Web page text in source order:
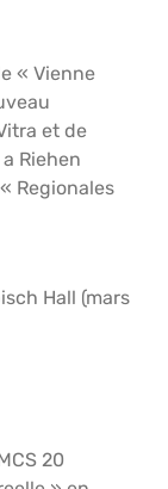
« Vienne
et de
Riehen
Regionales
Hall (mars
20